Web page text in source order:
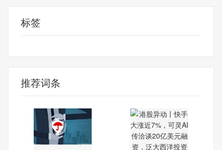
标签
推荐词条